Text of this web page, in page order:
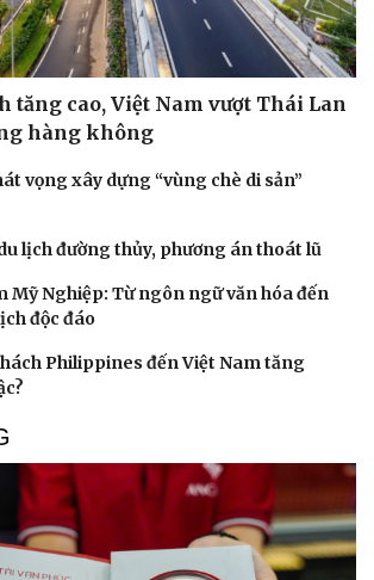
tăng cao, Việt Nam vượt Thái Lan
hàng không
vọng xây dựng “vùng chè di sản”
lịch đường thủy, phương án thoát lũ
Mỹ Nghiệp: Từ ngôn ngữ văn hóa đến
độc đáo
Philippines đến Việt Nam tăng